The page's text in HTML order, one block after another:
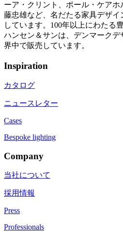
ーア・クリント、ポール・ケア
藤忠雄など、名だたる家具デザ
しています。100年以上にわたる
ハンセン＆サンは、デンマーク
界中で販売しています。
Inspiration
カタログ
ニュースレター
Cases
Bespoke lighting
Company
当社について
採用情報
Press
Professionals